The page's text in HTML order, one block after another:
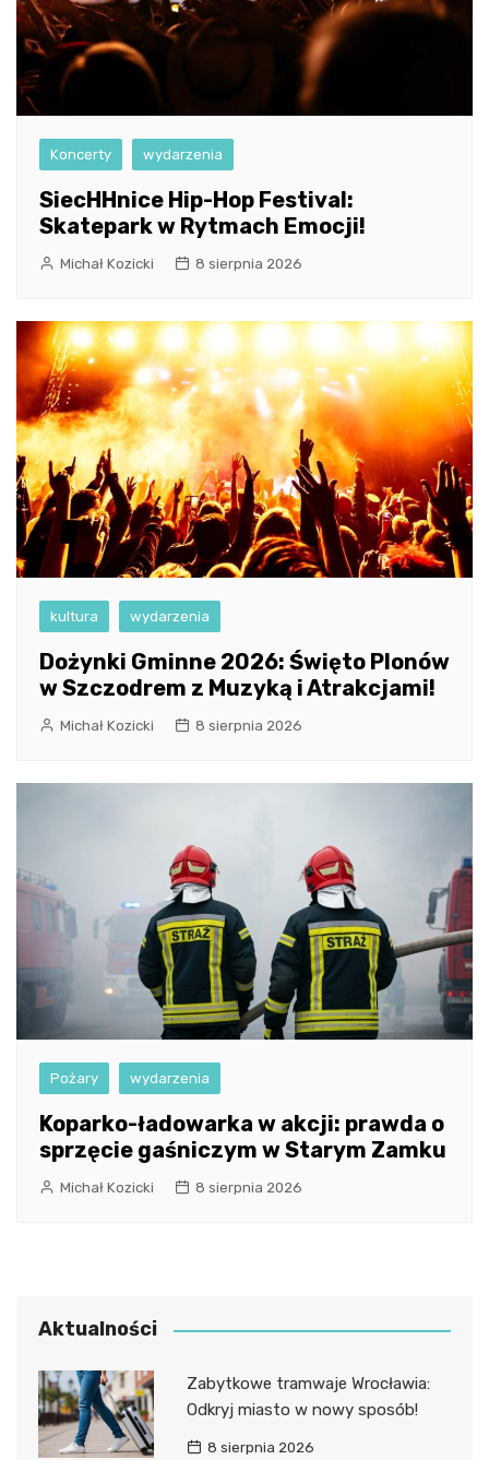
Koncerty wydarzenia
SiecHHnice Hip-Hop Festival:
Skatepark w Rytmach Emocji!
Michał Kozicki 8 sierpnia 2026
kultura wydarzenia
Dożynki Gminne 2026: Święto Plonów
w Szczodrem z Muzyką i Atrakcjami!
Michał Kozicki 8 sierpnia 2026
Pożary wydarzenia
Koparko-ładowarka w akcji: prawda o
sprzęcie gaśniczym w Starym Zamku
Michał Kozicki 8 sierpnia 2026
Aktualności
Zabytkowe tramwaje Wrocławia:
Odkryj miasto w nowy sposób!
8 sierpnia 2026